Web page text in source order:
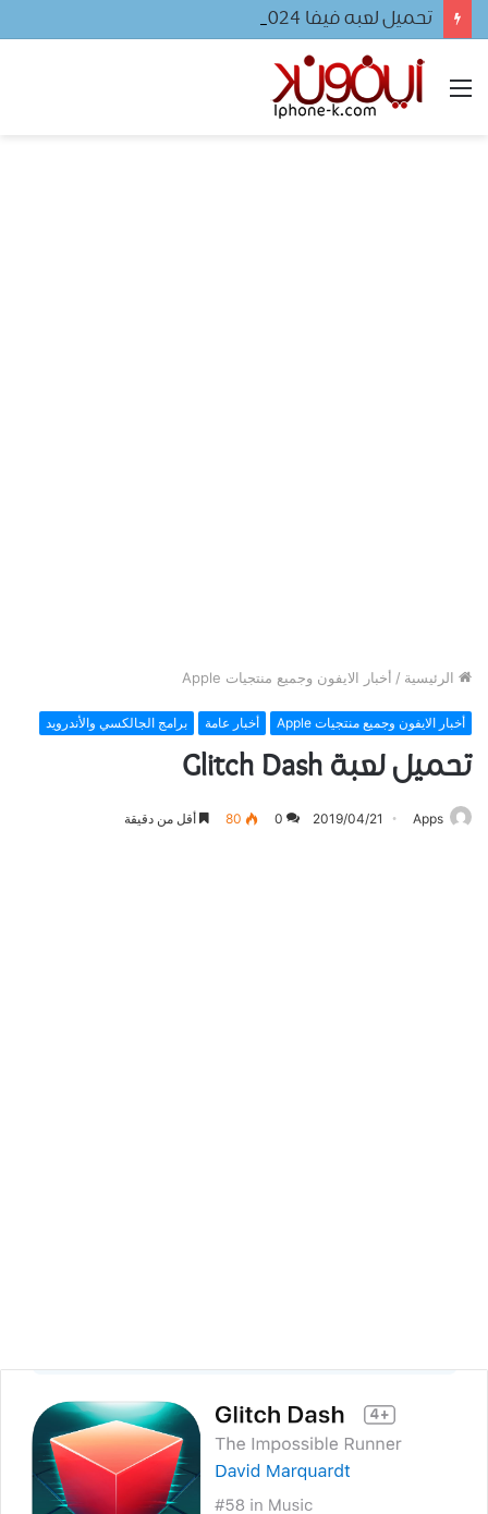
تحميل لعبه فيفا ٢٠٢٤ للجوال
القائمة
الرئيسية / أخبار الايفون وجميع منتجيات Apple
أخبار الايفون وجميع منتجيات Apple أخبار عامة برامج الجالكسي والأندرويد
تحميل لعبة Glitch Dash
Apps
2019/04/21
0
80 أقل من دقيقة